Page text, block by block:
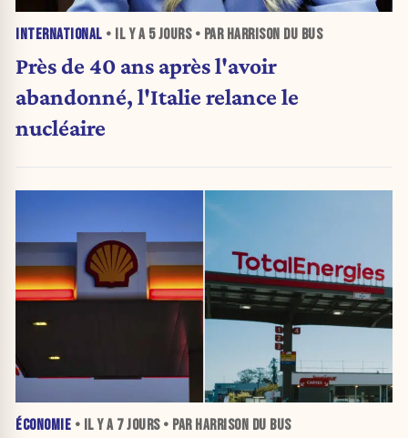
INTERNATIONAL • IL Y A 5 JOURS• PAR HARRISON DU BUS
Près de 40 ans après l'avoir
abandonné, l'Italie relance le
nucléaire
ÉCONOMIE • IL Y A 7 JOURS• PAR HARRISON DU BUS